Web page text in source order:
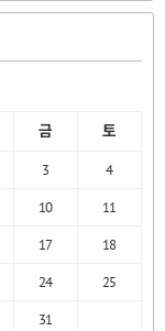
금 토
3
4
10
11
17
18
24
25
31